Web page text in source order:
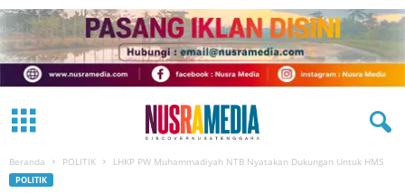
Beranda POLITIK LHKP PW Muhammadiyah NTB Nyatakan Dukungan Untuk HMS
POLITIK